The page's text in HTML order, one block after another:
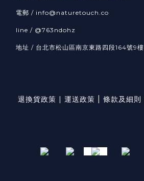
電郵 / info@naturetouch.co
line / @763ndohz
地址 / 台北市松山區南京東路四段164號9樓
退換貨政策 | 運送政策 條款及細則